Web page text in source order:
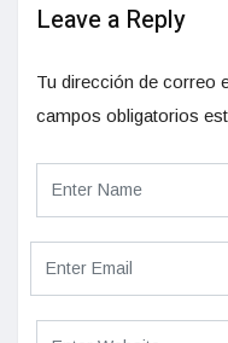
Leave a Reply
Tu dirección de correo
campos obligatorios